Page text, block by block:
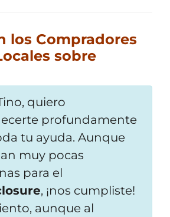
los Compradores
sobre
quiero
profundamente
tu ayuda. Aunque
muy pocas
para el
, ¡nos cumpliste!
aunque al